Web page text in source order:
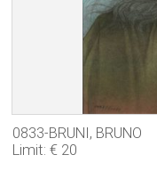
0833-BRUNI, BRUNO
Limit: € 20